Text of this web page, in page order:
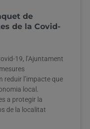
de
de la Covid-
19, l’Ajuntament
reduir l’impacte que
local.
a protegir la
de la localitat